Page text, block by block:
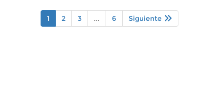
1 2 3 ... 6 Siguiente